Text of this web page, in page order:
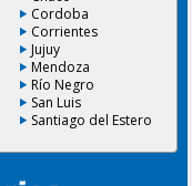
Cordoba
Corrientes
Jujuy
Mendoza
Río Negro
San Luis
Santiago del Estero